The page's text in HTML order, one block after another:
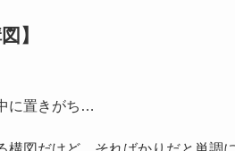
】
に置きがち…